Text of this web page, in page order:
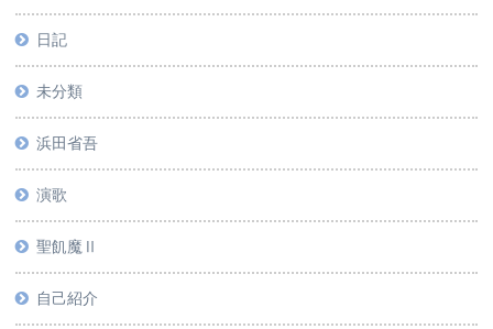
日記
未分類
浜田省吾
演歌
聖飢魔Ⅱ
自己紹介